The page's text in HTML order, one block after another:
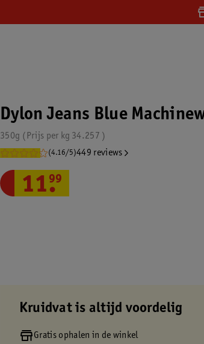
Dylon Jeans Blue
350g 34.257
Prijs per kg
(4.16/5)449 reviews
11.
99
Kruidvat is altijd voordelig
Gratis ophalen in de winkel